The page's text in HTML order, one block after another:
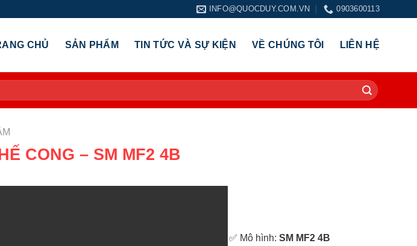
INFO@QUOCDUY.COM.VN 0903600113
CHỦ SẢN PHẨM TIN TỨC VÀ SỰ KIỆN VỀ CHÚNG TÔI LIÊN HỆ
CONG – SM MF2 4B
✅ Mô hình:SM MF2 4B